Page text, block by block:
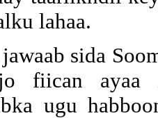
lahaa.
sida
fiican ayaa
ugu